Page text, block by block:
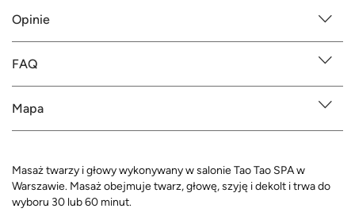
Opinie
FAQ
Mapa
Masaż twarzy i głowy wykonywany w salonie Tao Tao SPA w
Warszawie. Masaż obejmuje twarz, głowę, szyję i dekolt i trwa do
wyboru 30 lub 60 minut.